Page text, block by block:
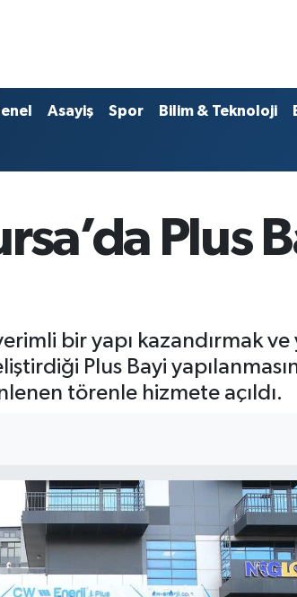
Asayiş Spor Bilim & Teknoloji
Plus
bir yapı kazandırmak
Plus Bayi
törenle hizmete açıldı.